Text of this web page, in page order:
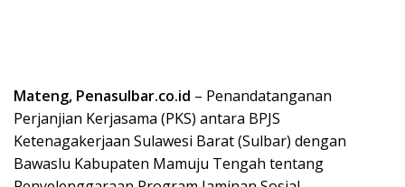
Mateng, Penasulbar.co.id – Penandatanganan
Perjanjian Kerjasama (PKS) antara BPJS
Ketenagakerjaan Sulawesi Barat (Sulbar) dengan
Bawaslu Kabupaten Mamuju Tengah tentang